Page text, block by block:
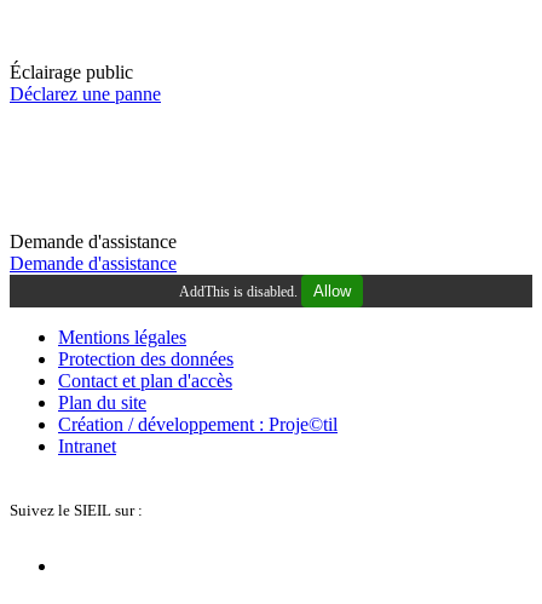
Éclairage public
Déclarez une panne
Demande d'assistance
Demande d'assistance
AddThis is disabled. Allow
Mentions légales
Protection des données
Contact et plan d'accès
Plan du site
Création / développement : Proje©til
Intranet
Suivez le SIEIL sur :